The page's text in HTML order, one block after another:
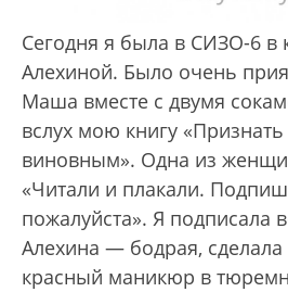
Сегодня я была в СИЗО-6
Алехиной. Было очень
Маша вместе с двумя
вслух мою книгу
виновным». Одна из
«Читали и плакали.
пожалуйста». Я
Алехина — бодрая,
красный маникюр в